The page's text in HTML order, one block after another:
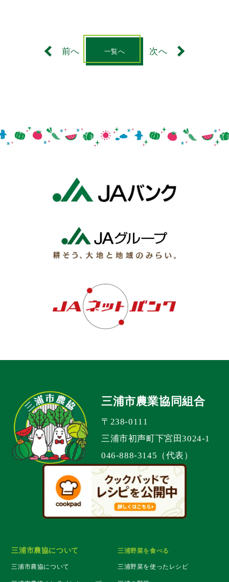
前へ 一覧へ 次へ
三浦市農業協同組合
〒238-0111
三浦市初声町下宮田3024-1
046-888-3145（代表）
三浦市農協について
三浦市農協について
三浦野菜を食べる
三浦野菜を使ったレシピ